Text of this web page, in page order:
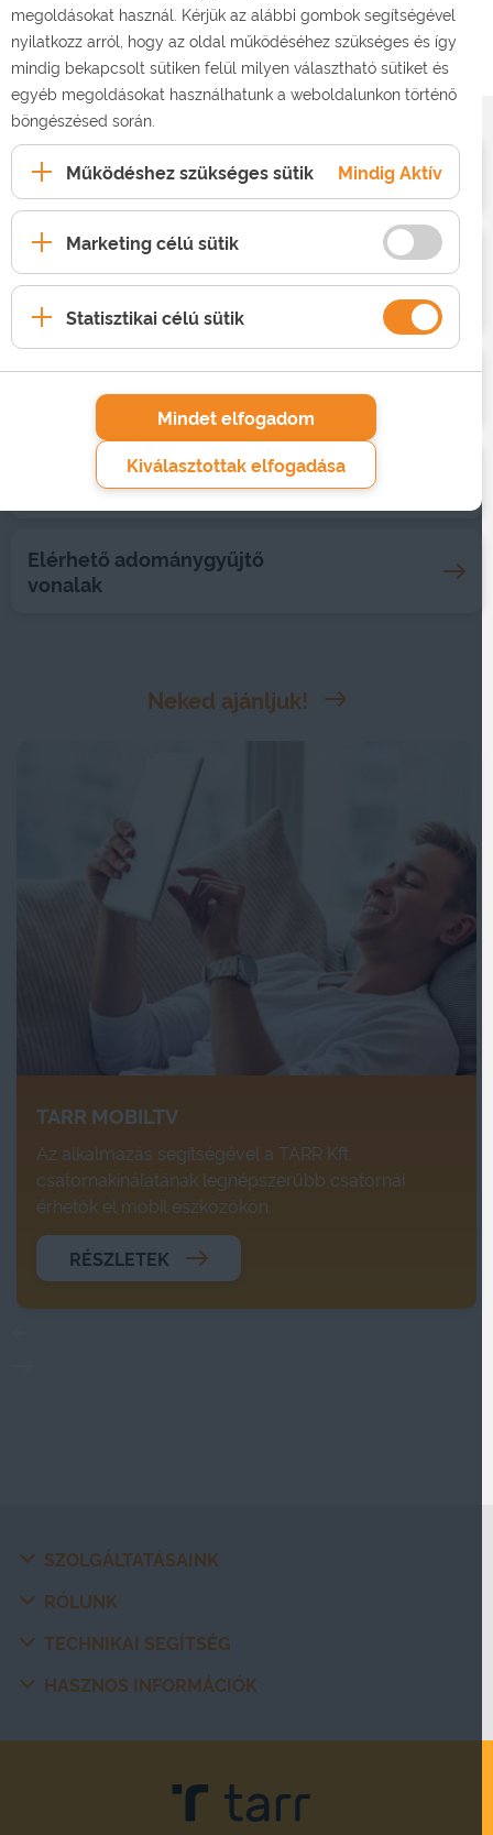
megoldásokat használ. Kérjük az alábbi gombok segítségével
nyilatkozz arról, hogy az oldal működéséhez szükséges és így
mindig bekapcsolt sütiken felül milyen választható sütiket és
egyéb megoldásokat használhatunk a weboldalunkon történő
böngészésed során.
Működéshez szükséges sütik Mindig Aktív
Marketing célú sütik
Statisztikai célú sütik
Mindet elfogadom
Kiválasztottak elfogadása
RÉSZLETEK
Kiegészítő adatjegy
Adatjegyek EU-n kívüli
használatra (Kalandor Net
csomagok)
Önálló mobilinternet
csomagjaink
Hasznos információk
Elérhető adománygyűjtő
vonalak
Neked ajánljuk!
TARR MOBILTV
Az alkalmazás segítségével a TARR Kft.
csatornakínálatának legnépszerűbb csatornái
érhetők el mobil eszközökön.
RÉSZLETEK
SZOLGÁLTATÁSAINK
RÓLUNK
TECHNIKAI SEGÍTSÉG
HASZNOS INFORMÁCIÓK